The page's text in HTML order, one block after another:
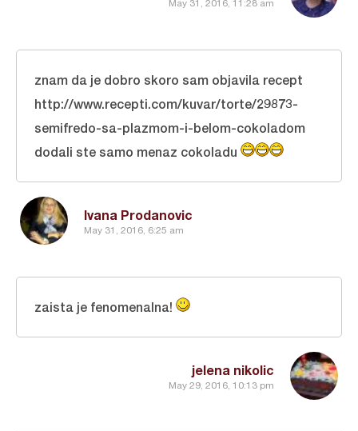
May 31, 2016, 11:28 am
Ivana Prodanovic
May 31, 2016, 6:25 am
znam da je dobro skoro sam objavila recept
http://www.recepti.com/kuvar/torte/29873-
semifredo-sa-plazmom-i-belom-cokoladom
dodali ste samo menaz cokoladu
jelena nikolic
May 29, 2016, 10:13 pm
zaista je fenomenalna!